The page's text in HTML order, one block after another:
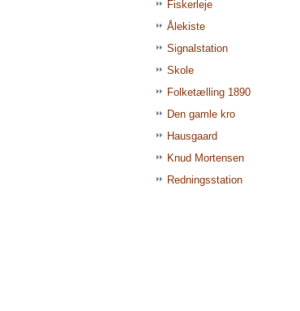
Fiskerleje
Ålekiste
Signalstation
Skole
Folketælling 1890
Den gamle kro
Hausgaard
Knud Mortensen
Redningsstation